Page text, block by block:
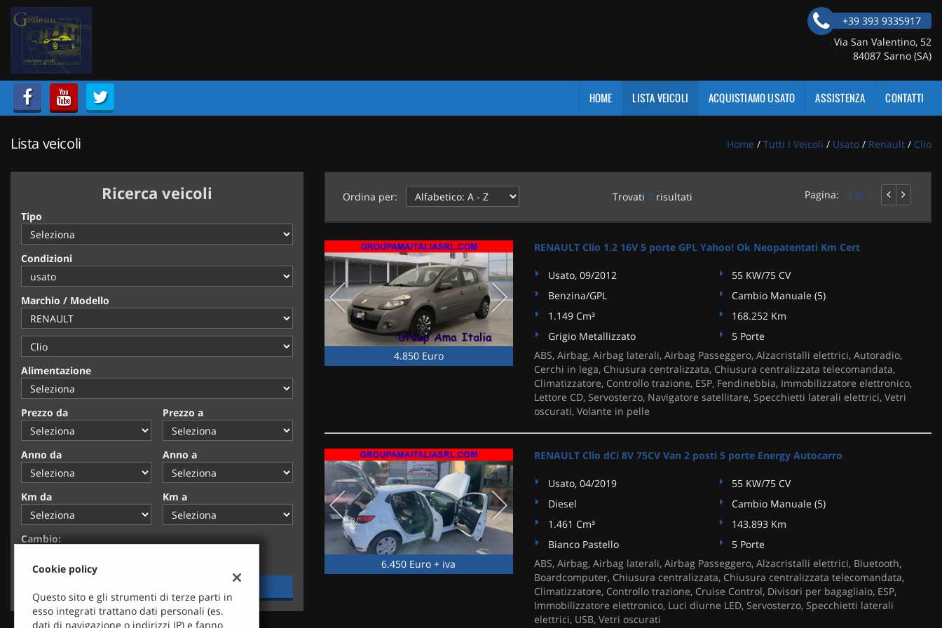
HOME
LISTA VEICOLI
ACQUISTIAMO USATO
ASSISTENZA
+39 393 9335917
Via San Valentino, 52
84087 Sarno (SA)
HOME LISTA VEICOLI ACQUISTIAMO USATO ASSISTENZA CONTATTI
Lista veicoli Home / Tutti I Veicoli / Usato / Renault / Clio
Ricerca veicoli
Tipo
Condizioni
Marchio / Modello
Alimentazione
Prezzo da Prezzo a
Anno da Anno a
Km da Km a
Cambio:
Ordina per: Trovati2 risultati Pagina: 1 di 1
4.850 Euro
RENAULT Clio 1.2 16V 5 porte GPL Yahoo! Ok Neopatentati Km Cert
Usato, 09/2012
55 KW/75 CV
Benzina/GPL
Cambio Manuale (5)
1.149 Cm³
168.252 Km
Grigio Metallizzato
5 Porte
ABS, Airbag, Airbag laterali, Airbag Passeggero, Alzacristalli elettrici, Autoradio,
Cerchi in lega, Chiusura centralizzata, Chiusura centralizzata telecomandata,
Climatizzatore, Controllo trazione, ESP, Fendinebbia, Immobilizzatore elettronico,
Lettore CD, Servosterzo, Navigatore satellitare, Specchietti laterali elettrici, Vetri
oscurati, Volante in pelle
6.450 Euro + iva
RENAULT Clio dCi 8V 75CV Van 2 posti 5 porte Energy Autocarro
Usato, 04/2019
55 KW/75 CV
Diesel
Cambio Manuale (5)
1.461 Cm³
143.893 Km
Bianco Pastello
5 Porte
ABS, Airbag, Airbag laterali, Airbag Passeggero, Alzacristalli elettrici, Bluetooth,
Boardcomputer, Chiusura centralizzata, Chiusura centralizzata telecomandata,
Climatizzatore, Controllo trazione, Cruise Control, Divisori per bagagliaio, ESP,
Immobilizzatore elettronico, Luci diurne LED, Servosterzo, Specchietti laterali
elettrici, USB, Vetri oscurati
Cookie policy
Questo sito e gli strumenti di terze parti in
esso integrati trattano dati personali (es.
dati di navigazione o indirizzi IP) e fanno
Le
tue
preferenze
di
consenso
Il
pannello
ti
tue
preferenze
di
consenso
alle
tecnologie
di
tracciamento
che
adottiamo
per
offrire
funzionalità
e
svolgere
le
attività
seguito
descritte.
Per
ottenere
maggiori
sull'utilità
funzionamento